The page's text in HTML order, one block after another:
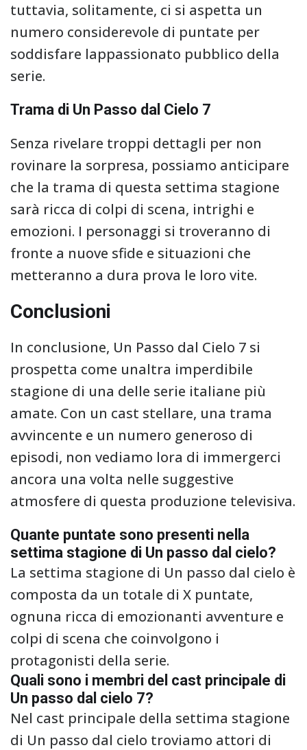
tuttavia, solitamente, ci si aspetta un
numero considerevole di puntate per
soddisfare lappassionato pubblico della
serie.
Trama di Un Passo dal Cielo 7
Senza rivelare troppi dettagli per non
rovinare la sorpresa, possiamo anticipare
che la trama di questa settima stagione
sarà ricca di colpi di scena, intrighi e
emozioni. I personaggi si troveranno di
fronte a nuove sfide e situazioni che
metteranno a dura prova le loro vite.
Conclusioni
In conclusione, Un Passo dal Cielo 7 si
prospetta come unaltra imperdibile
stagione di una delle serie italiane più
amate. Con un cast stellare, una trama
avvincente e un numero generoso di
episodi, non vediamo lora di immergerci
ancora una volta nelle suggestive
atmosfere di questa produzione televisiva.
Quante puntate sono presenti nella
settima stagione di Un passo dal cielo?
La settima stagione di Un passo dal cielo è
composta da un totale di X puntate,
ognuna ricca di emozionanti avventure e
colpi di scena che coinvolgono i
protagonisti della serie.
Quali sono i membri del cast principale di
Un passo dal cielo 7?
Nel cast principale della settima stagione
di Un passo dal cielo troviamo attori di